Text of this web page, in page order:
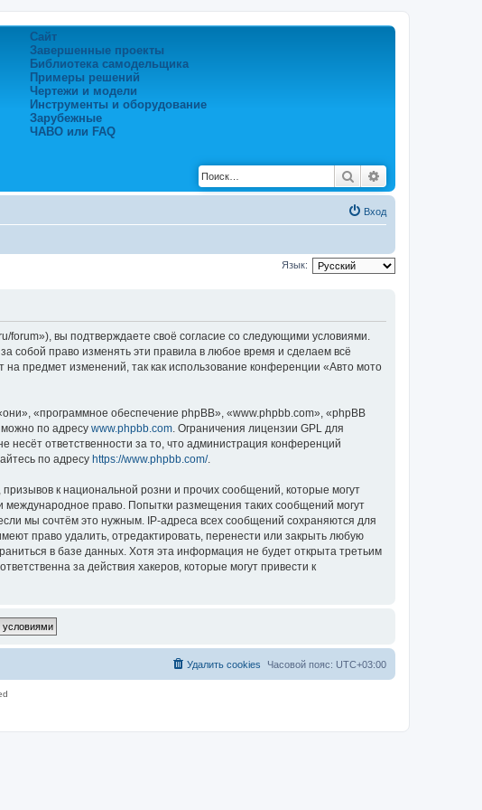
Сайт
Завершенные проекты
Библиотека самодельщика
Примеры решений
Чертежи и модели
Инструменты и оборудование
Зарубежные
ЧАВО или FAQ
Поиск
Вход
Язык:
вы подтверждаете своё согласие со следующими условиями.
собой право изменять эти правила в любое время и сделаем всё
предмет изменений, так как использование конференции «Авто мото
«программное обеспечение phpBB», «www.phpbb.com», «phpBB
по адресу www.phpbb.com . Ограничения лицензии GPL для
несёт ответственности за то, что администрация конференций
по адресу https://www.phpbb.com/.
к национальной розни и прочих сообщений, которые могут
международное право. Попытки размещения таких сообщений могут
мы сочтём это нужным. IP-адреса всех сообщений сохраняются для
право удалить, отредактировать, перенести или закрыть любую
в базе данных. Хотя эта информация не будет открыта третьим
за действия хакеров, которые могут привести к
Часовой пояс: UTC+03:00
Удалить cookies